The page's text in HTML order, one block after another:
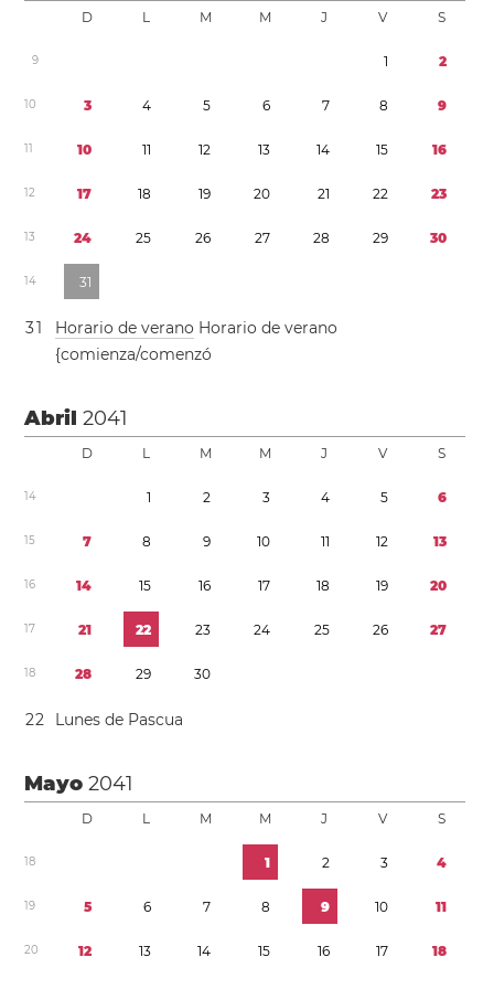
D L M M J V S
9 1 2
10 3 4 5 6 7 8 9
11 10 11 12 13 14 15 16
12 17 18 19 20 21 22 23
13 24 25 26 27 28 29 30
14 31
31 Horario de verano Horario de verano
{comienza/comenzó
Abril2041
D L M M J V S
14 1 2 3 4 5 6
15 7 8 9 10 11 12 13
16 14 15 16 17 18 19 20
17 21 22 23 24 25 26 27
18 28 29 30
22 Lunes de Pascua
Mayo2041
D L M M J V S
18 1 2 3 4
19 5 6 7 8 9 10 11
20 12 13 14 15 16 17 18